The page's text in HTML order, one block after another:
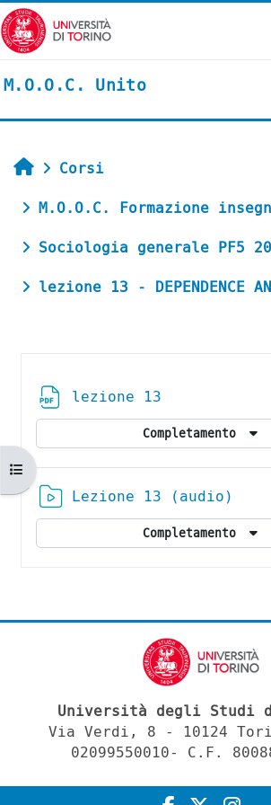
Vai al contenuto principale
M.O.O.C. Unito
Apri indice del corso
Home
Corsi
M.O.O.C. Formazione
Sociologia generale PF5
lezione 13 - DEPENDENCE
lezione 13
Completamento
Lezione 13 (audio)
Completamento
Università degli Studi
Via Verdi, 8 - 10124
02099550010- C.F.